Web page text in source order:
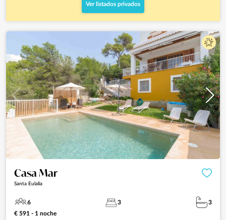
Ver listados privados
Casa Mar
Santa Eulalia
6 3
3
€ 591 - 1 noche